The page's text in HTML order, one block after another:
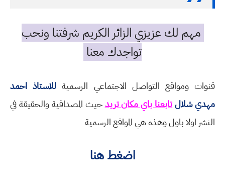
مهم لك عزيزي الزائر الكريم شرفتنا ونحب
تواجدك معنا
قنوات ومواقع التواصل الاجتماعي الرسمية للاستاذ احمد
مهدي شلالتابعنا باي مكان تريدحيث المصداقية والحقيقة في
النشر اولا باول وهذه هي المواقع الرسمية
اضغط هنا